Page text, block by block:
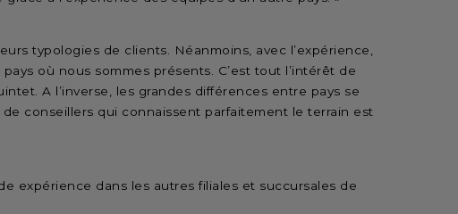
typologies de clients. Néanmoins, avec l’expérience,
où nous sommes présents. C’est tout l’intérêt de
A l’inverse, les grandes différences entre pays se
conseillers qui connaissent parfaitement le terrain est
expérience dans les autres filiales et succursales de